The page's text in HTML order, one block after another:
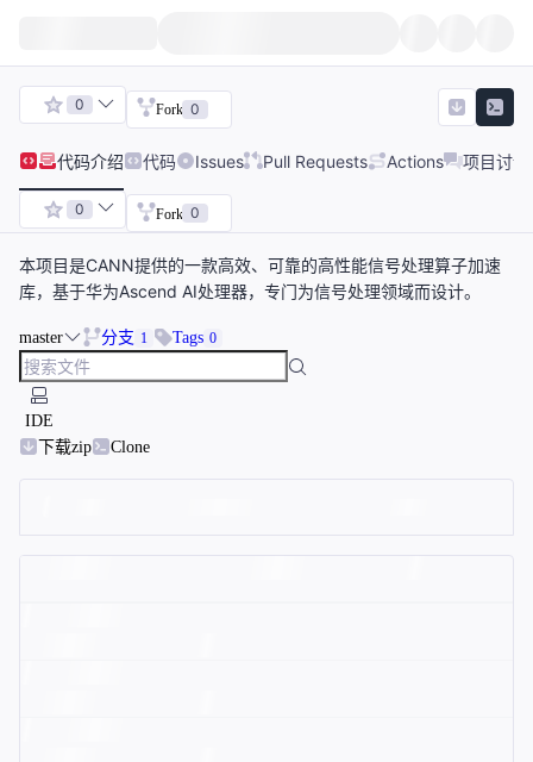
0 Fork 0
代码介绍 代码 Issues Pull Requests Actions 项目讨论
0 Fork 0
本项目是CANN提供的一款高效、可靠的高性能信号处理算子加速
库，基于华为Ascend AI处理器，专门为信号处理领域而设计。
master 分支 1 Tags 0
IDE
下载zip
Clone